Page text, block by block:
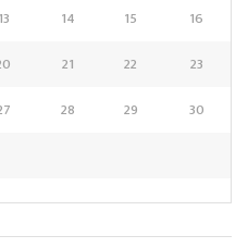
13 14 15
16
21 22
23
28 29
30